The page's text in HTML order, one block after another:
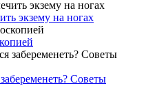
экзему на ногах
Советы